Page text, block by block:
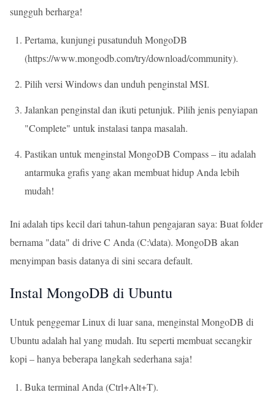
sungguh berharga!
Pertama, kunjungi pusatunduh MongoDB
(https://www.mongodb.com/try/download/community).
Pilih versi Windows dan unduh penginstal MSI.
Jalankan penginstal dan ikuti petunjuk. Pilih jenis penyiapan
"Complete" untuk instalasi tanpa masalah.
Pastikan untuk menginstal MongoDB Compass – itu adalah
antarmuka grafis yang akan membuat hidup Anda lebih
mudah!
Ini adalah tips kecil dari tahun-tahun pengajaran saya: Buat folder
bernama "data" di drive C Anda (C:\data). MongoDB akan
menyimpan basis datanya di sini secara default.
Instal MongoDB di Ubuntu
Untuk penggemar Linux di luar sana, menginstal MongoDB di
Ubuntu adalah hal yang mudah. Itu seperti membuat secangkir
kopi – hanya beberapa langkah sederhana saja!
Buka terminal Anda (Ctrl+Alt+T).